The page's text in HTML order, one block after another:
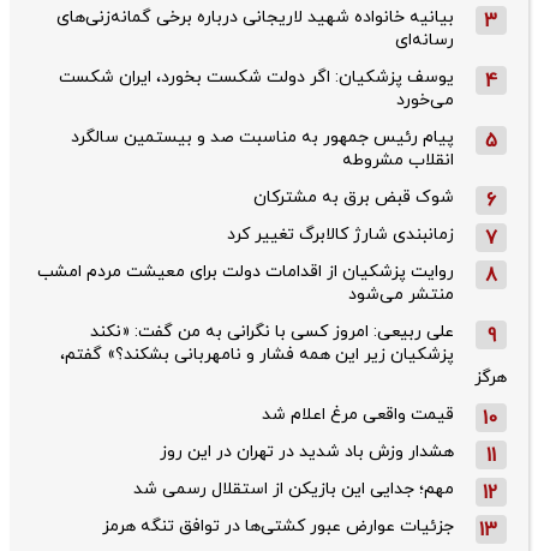
3
بیانیه خانواده شهید لاریجانی درباره برخی گمانه‌زنی‌های
رسانه‌ای
4
یوسف پزشکیان: اگر دولت شکست بخورد، ایران شکست
می‌خورد
5
پیام رئیس جمهور به مناسبت صد و بیستمین سالگرد
انقلاب مشروطه
6 شوک قبض برق به مشترکان
7 زمانبندی شارژ کالابرگ تغییر کرد
8
روایت پزشکیان از اقدامات دولت برای معیشت مردم امشب
منتشر می‌شود
9
علی ربیعی: امروز کسی با نگرانی به من گفت: «نکند
پزشکیان زیر این همه فشار و نامهربانی بشکند؟» گفتم،
هرگز
10 قیمت واقعی مرغ اعلام شد
11 هشدار وزش باد شدید در تهران در این روز
12 مهم؛ جدایی این بازیکن از استقلال رسمی شد
13 جزئیات عوارض عبور کشتی‌ها در توافق تنگه هرمز